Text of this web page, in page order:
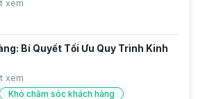
xem
Bí Quyết Tối Ưu Quy Trình Kinh
xem
Khó chăm sóc khách hàng